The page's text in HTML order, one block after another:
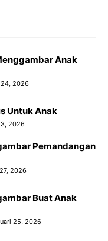
Anak
24, 2026
Untuk Anak
2026
Pemandangan
2026
Buat Anak
25, 2026